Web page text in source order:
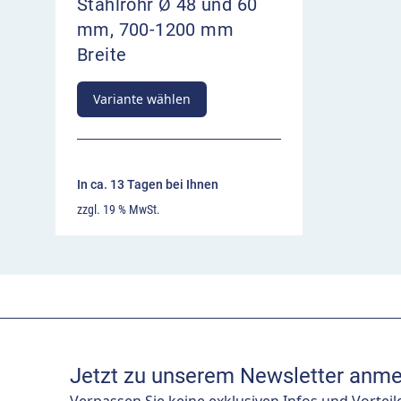
Stahlrohr Ø 48 und 60
mm, 700-1200 mm
Breite
Variante wählen
In ca. 13 Tagen bei Ihnen
zzgl. 19 % MwSt.
Jetzt zu unserem Newsletter